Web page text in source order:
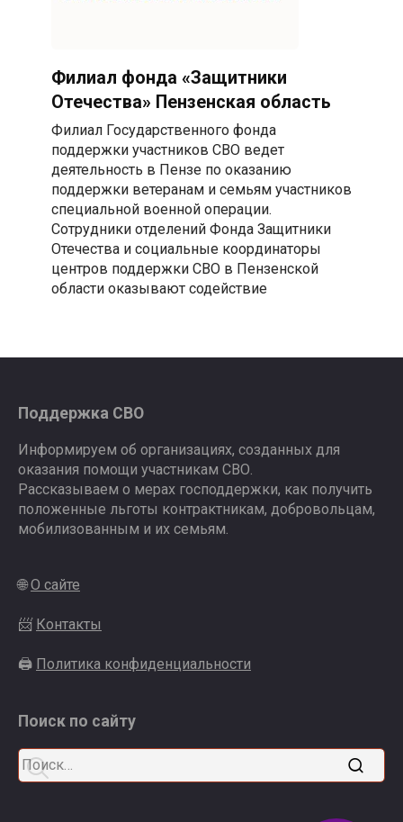
Филиал фонда «Защитники
Отечества» Пензенская область
Филиал Государственного фонда
поддержки участников СВО ведет
деятельность в Пензе по оказанию
поддержки ветеранам и семьям участников
специальной военной операции.
Сотрудники отделений Фонда Защитники
Отечества и социальные координаторы
центров поддержки СВО в Пензенской
области оказывают содействие
Поддержка СВО
Информируем об организациях, созданных для
оказания помощи участникам СВО.
Рассказываем о мерах господдержки, как получить
положенные льготы контрактникам, добровольцам,
мобилизованным и их семьям.
🌐О сайте
📨 Контакты
🖨 Политика конфиденциальности
Поиск по сайту
Search
for: